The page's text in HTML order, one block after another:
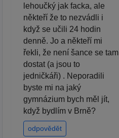
lehoučký jak facka, ale
někteří že to nezvádli i
když se učili 24 hodin
denně. Jo a někteří mi
řekli, že není šance se tam
dostat (a jsou to
jedničkáři) . Neporadili
byste mi na jaký
gymnázium bych měl jít,
když bydlím v Brně?
odpovědět